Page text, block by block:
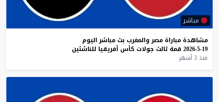
مباشر
مشاهدة مباراة مصر والمغرب بث مباشر اليوم
19-5-2026
قمة ثالث جولات كأس أفريقيا للناشئين
منذ 3 أشهر